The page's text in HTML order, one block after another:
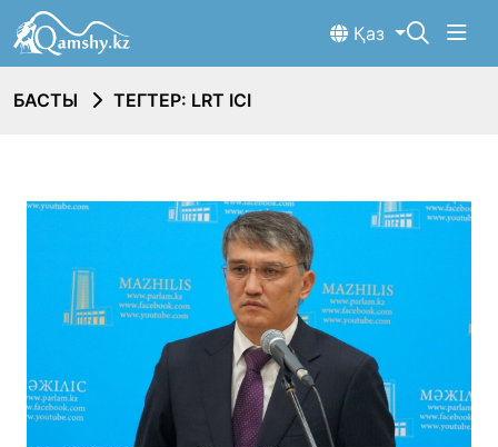
Қаз
БАСТЫ ТЕГТЕР: LRT ІСІ